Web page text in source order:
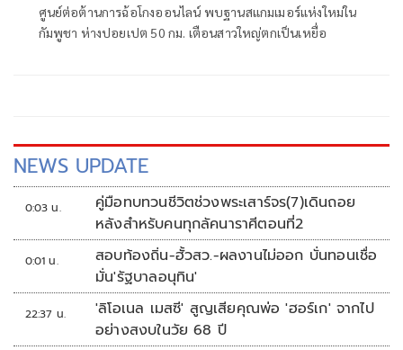
ศูนย์ต่อต้านการฉ้อโกงออนไลน์ พบฐานสแกมเมอร์แห่งใหม่ใน
กัมพูชา ห่างปอยเปต 50 กม. เตือนสาวใหญ่ตกเป็นเหยื่อ
NEWS UPDATE
0:03 น.
คู่มือทบทวนชีวิตช่วงพระเสาร์จร(7)เดินถอย
หลังสำหรับคนทุกลัคนาราศีตอนที่2
0:01 น.
สอบท้องถิ่น-ฮั้วสว.-ผลงานไม่ออก บั่นทอนเชื่อ
มั่น'รัฐบาลอนุทิน'
22:37 น.
'ลิโอเนล เมสซี' สูญเสียคุณพ่อ 'ฮอร์เก' จากไป
อย่างสงบในวัย 68 ปี